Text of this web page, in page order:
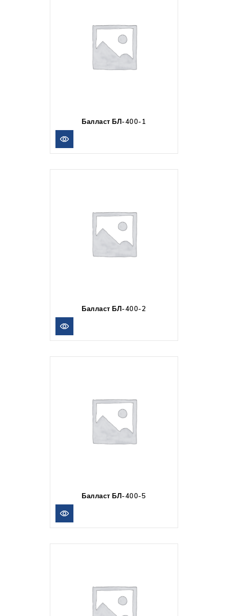
Балласт БЛ-400-1
Балласт БЛ-400-2
Балласт БЛ-400-5